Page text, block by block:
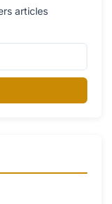
articles